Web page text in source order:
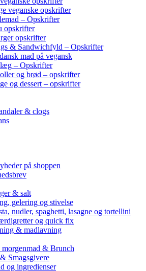
veganske opskrifter
– Opskrifter
opskrifter
opskrifter
& Sandwichfyld – Opskrifter
mad på vegansk
– Opskrifter
og brød – opskrifter
og dessert – opskrifter
& clogs
på shoppen
& salt
gelering og stivelse
nudler, spaghetti, lasagne og tortellini
og quick fix
& madlavning
& Brunch
Smagsgivere
og ingredienser